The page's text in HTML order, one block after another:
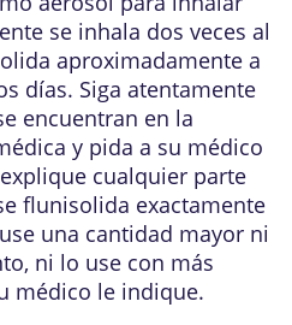
se inhala dos veces al
aproximadamente a
días. Siga atentamente
encuentran en la
y pida a su médico
cualquier parte
flunisolida exactamente
una cantidad mayor ni
ni lo use con más
médico le indique.